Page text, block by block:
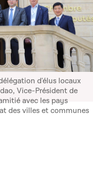
d'élus locaux
Vice-Président de
avec les pays
des villes et communes